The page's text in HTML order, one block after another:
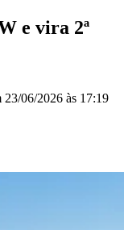
Jardim São
e vira 2ª
23/06/2026 às 17:19